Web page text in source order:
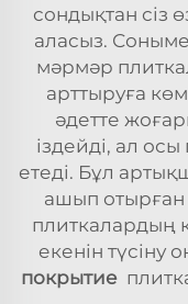
сондықтан сіз
аласыз.
мәрмәр
арттыруға
әдетте
іздейді, ал
етеді. Бұл
ашып отырған
плиткалардың
екенін түсіну
покрытие